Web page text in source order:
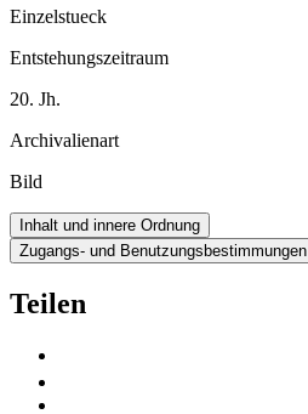
Einzelstueck
Entstehungszeitraum
20. Jh.
Archivalienart
Bild
Inhalt und innere Ordnung
Zugangs- und Benutzungsbestimmungen
Teilen